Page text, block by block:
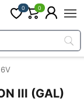
0 0
III (GAL)